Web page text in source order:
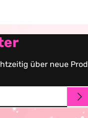
über neue